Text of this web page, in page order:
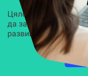
Цялостни,
да защитят всеки
развиващите се